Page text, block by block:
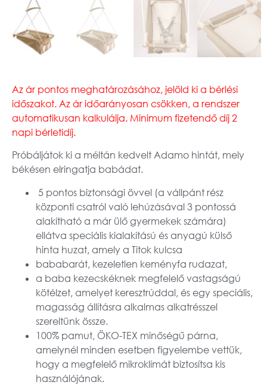
Az ár pontos meghatározásához, jelöld ki a bérlési
időszakot. Az ár időarányosan csökken, a rendszer
automatikusan kalkulálja. Minimum fizetendő díj 2
napi bérletidíj.
Próbáljátok ki a méltán kedvelt Adamo hintát, mely
békésen elringatja babádat.
5 pontos biztonsági övvel (a vállpánt rész
központi csatról való lehúzásával 3 pontossá
alakítható a már ülő gyermekek számára)
ellátva speciális kialakítású és anyagú külső
hinta huzat, amely a Titok kulcsa
bababarát, kezeletlen keményfa rudazat,
a baba kezecskéknek megfelelő vastagságú
kötélzet, amelyet keresztrúddal, és egy speciális,
magasság állításra alkalmas alkatrésszel
szereltünk össze.
100% pamut, ÖKO-TEX minőségű párna,
amelynél minden esetben figyelembe vettük,
hogy a megfelelő mikroklímát biztosítsa kis
használójának.